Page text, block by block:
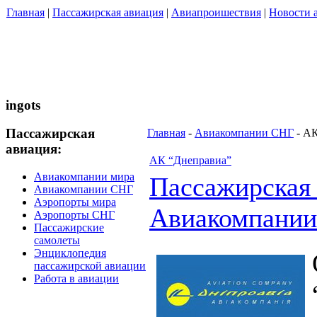
Главная | Пассажирская авиация | Авиапроишествия | Новости
ingots
Пассажирская
авиация:
Авиакомпании мира
Авиакомпании СНГ
Аэропорты мира
Аэропорты СНГ
Пассажирские
самолеты
Энциклопедия
пассажирской авиации
Работа в авиации
Главная - Авиакомпании СНГ -
АК “Днеправиа”